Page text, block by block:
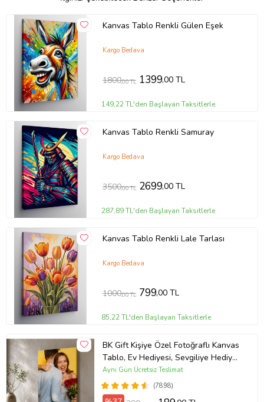
dokunuş katarsınız.
Ürün Kodu:kcm24330581 Kanvas Tablo Renkli Gülen Eşek
Kargo Bedava
1800,00 TL 1399,00 TL
149,22 TL'den Başlayan Taksitlerle
Kanvas Tablo Renkli Samuray
Kargo Bedava
3500,00 TL 2699,00 TL
287,89 TL'den Başlayan Taksitlerle
Kanvas Tablo Renkli Lale Tarlası
Kargo Bedava
1000,00 TL 799,00 TL
85,22 TL'den Başlayan Taksitlerle
BK Gift Kişiye Özel Fotoğraflı Kanvas
Tablo, Ev Hediyesi, Sevgiliye Hediye,
Arkadaşa Hediye
(7898)
Aynı Gün Ücretsiz Teslimat